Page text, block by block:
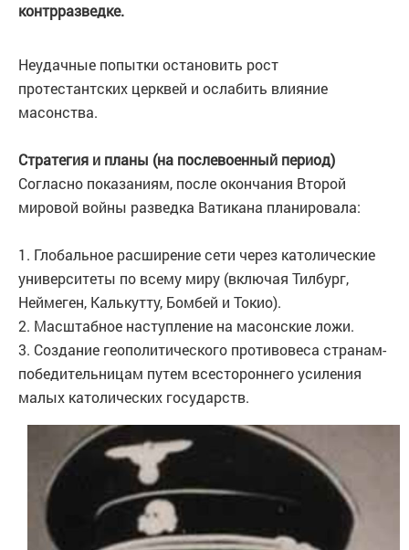
контрразведке.
Неудачные попытки остановить рост
протестантских церквей и ослабить влияние
масонства.
Стратегия и планы (на послевоенный период)
Согласно показаниям, после окончания Второй
мировой войны разведка Ватикана планировала:
1. Глобальное расширение сети через католические
университеты по всему миру (включая Тилбург,
Неймеген, Калькутту, Бомбей и Токио).
2. Масштабное наступление на масонские ложи.
3. Cоздание геополитического противовеса странам-
победительницам путем всестороннего усиления
малых католических государств.